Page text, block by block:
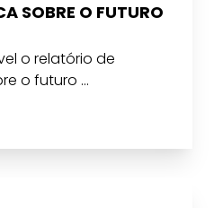
SOBRE O FUTURO
o relatório de
o futuro ...